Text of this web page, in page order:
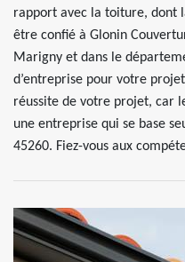
rapport avec la toiture, dont
être confié à Glonin
Marigny et dans le
d’entreprise pour votre
réussite de votre projet, car
une entreprise qui se base
45260. Fiez-vous aux